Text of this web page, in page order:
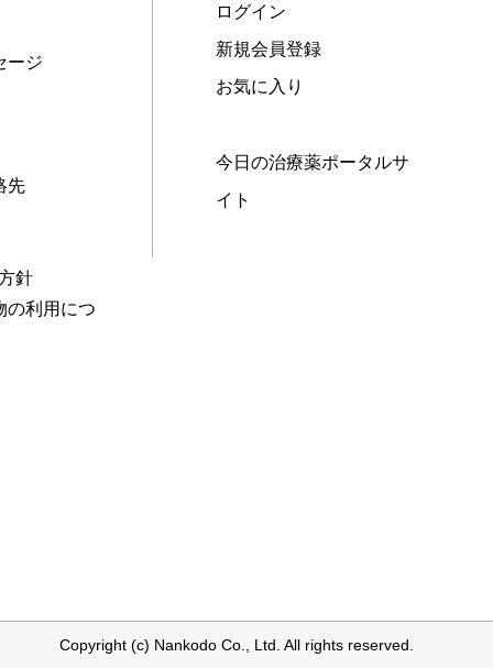
ージ
先
針
の利用につ
ログイン
新規会員登録
お気に入り
今日の治療薬ポータルサ
イト
Copyright (c) Nankodo Co., Ltd. All rights reserved.